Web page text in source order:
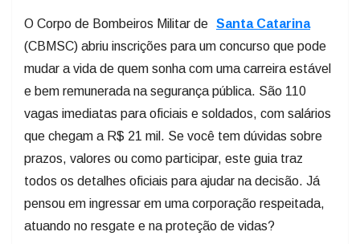
O Corpo de Bombeiros Militar de Santa Catarina
(CBMSC) abriu inscrições para um concurso que pode
mudar a vida de quem sonha com uma carreira estável
e bem remunerada na segurança pública. São 110
vagas imediatas para oficiais e soldados, com salários
que chegam a R$ 21 mil. Se você tem dúvidas sobre
prazos, valores ou como participar, este guia traz
todos os detalhes oficiais para ajudar na decisão. Já
pensou em ingressar em uma corporação respeitada,
atuando no resgate e na proteção de vidas?